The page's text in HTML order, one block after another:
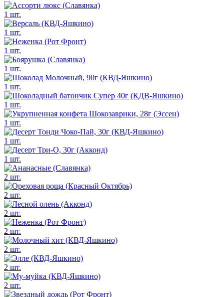
1 шт.
1 шт.
1 шт.
1 шт.
1 шт.
1 шт.
1 шт.
1 шт.
1 шт.
2 шт.
2 шт.
2 шт.
2 шт.
2 шт.
2 шт.
2 шт.